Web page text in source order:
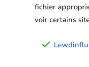
fichier
voir certains